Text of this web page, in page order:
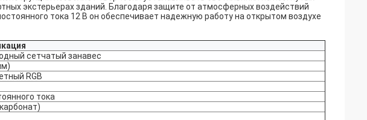
экстерьерах зданий. Благодаря защите от атмосферных воздействий
тока 12 В он обеспечивает надежную работу на открытом воздухе
сетчатый занавес
RGB
тока